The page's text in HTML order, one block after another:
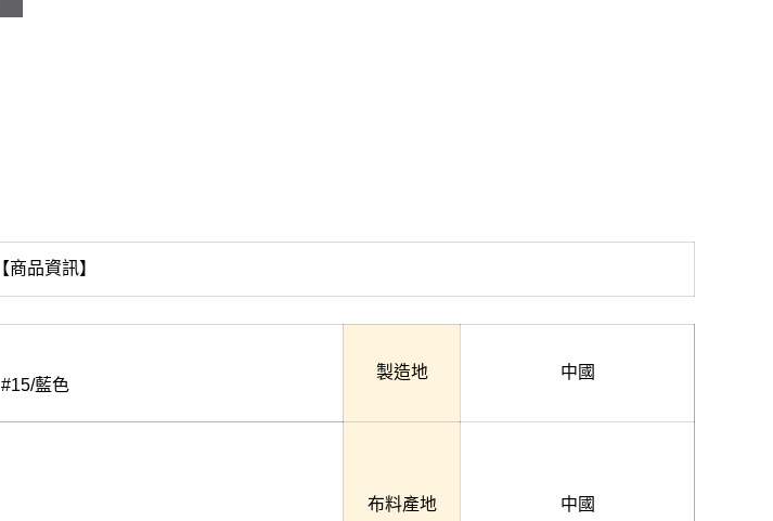
【商品資訊】
#15/藍色
製造地 中國
布料產地 中國